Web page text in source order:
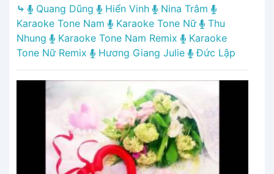
⤷ Quang Dũng Hiển Vinh
Nina Trâm
Karaoke Tone Nam
Karaoke Tone Nữ
Thu
Nhung
Karaoke Tone Nam Remix
Karaoke
Tone Nữ Remix
Hương Giang Julie Đức Lập